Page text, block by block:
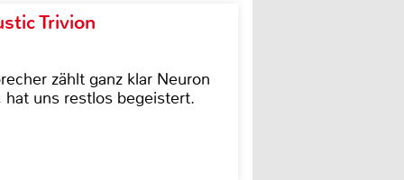
Trivion
zählt ganz klar Neuron
uns restlos begeistert.